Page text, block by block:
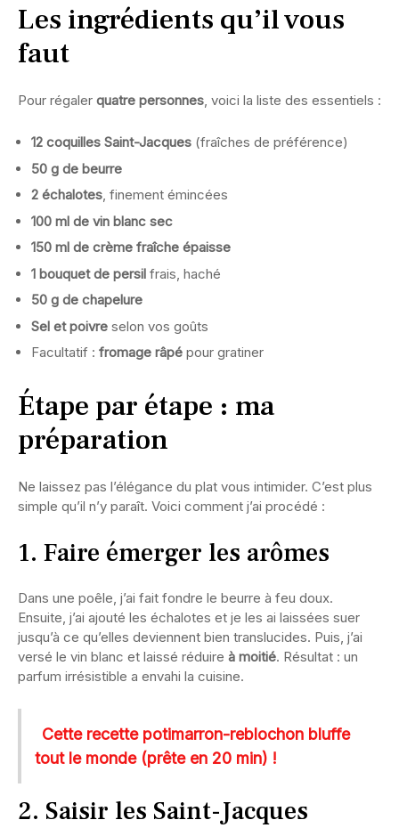
Les ingrédients qu’il vous
faut
Pour régaler quatre personnes, voici la liste des essentiels :
12 coquilles Saint-Jacques (fraîches de préférence)
50 g de beurre
2 échalotes, finement émincées
100 ml de vin blanc sec
150 ml de crème fraîche épaisse
1 bouquet de persil frais, haché
50 g de chapelure
Sel et poivre selon vos goûts
Facultatif : fromage râpé pour gratiner
Étape par étape : ma
préparation
Ne laissez pas l’élégance du plat vous intimider. C’est plus
simple qu’il n’y paraît. Voici comment j’ai procédé :
1. Faire émerger les arômes
Dans une poêle, j’ai fait fondre le beurre à feu doux.
Ensuite, j’ai ajouté les échalotes et je les ai laissées suer
jusqu’à ce qu’elles deviennent bien translucides. Puis, j’ai
versé le vin blanc et laissé réduire à moitié. Résultat : un
parfum irrésistible a envahi la cuisine.
Cette recette potimarron-reblochon bluffe
tout le monde (prête en 20 min) !
2. Saisir les Saint-Jacques